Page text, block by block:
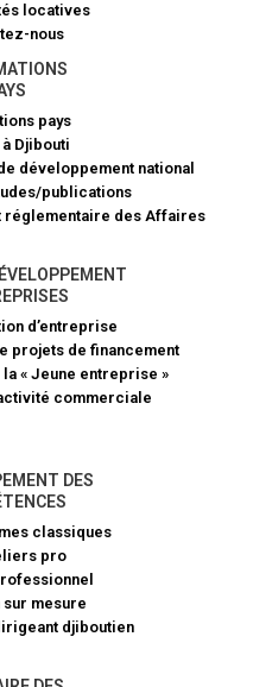
locatives
nous
pays
Djibouti
développement national
publications
réglementaire des Affaires
d’entreprise
projets de financement​
« Jeune entreprise »
commerciale
DES
classiques
pro
sur mesure
djiboutien